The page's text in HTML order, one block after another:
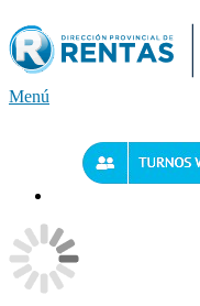
al
contenido
Menú